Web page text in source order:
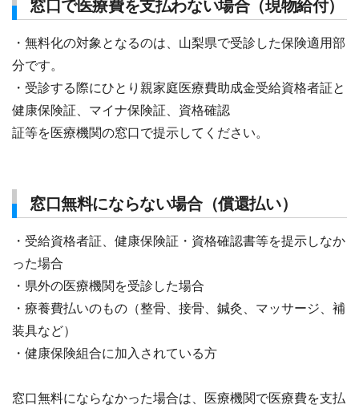
窓口で医療費を支払わない場合（現物給付）
・無料化の対象となるのは、山梨県で受診した保険適用部
分です。
・受診する際にひとり親家庭医療費助成金受給資格者証と
健康保険証、マイナ保険証、資格確認
証等を医療機関の窓口で提示してください。
窓口無料にならない場合（償還払い）
・受給資格者証、健康保険証・資格確認書等を提示しなか
った場合
・県外の医療機関を受診した場合
・療養費払いのもの（整骨、接骨、鍼灸、マッサージ、補
装具など）
・健康保険組合に加入されている方
窓口無料にならなかった場合は、医療機関で医療費を支払